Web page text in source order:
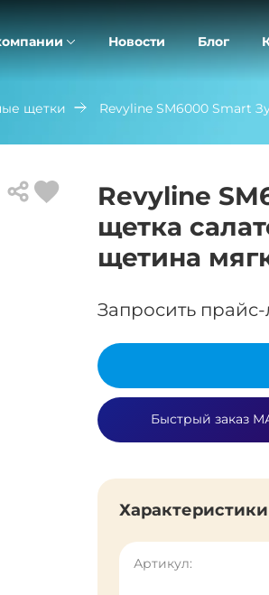
Новости Блог
щетки
Revyline SM6000 Smart
Revyline
щетка
щетина
Запросить прайс-
Быстрый заказ
Характеристики
Артикул: